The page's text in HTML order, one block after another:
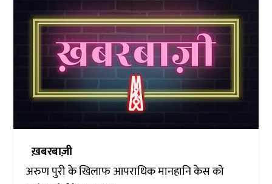
ख़बरबाज़ी
अरुण पुरी के खिलाफ आपराधिक मानहानि केस को